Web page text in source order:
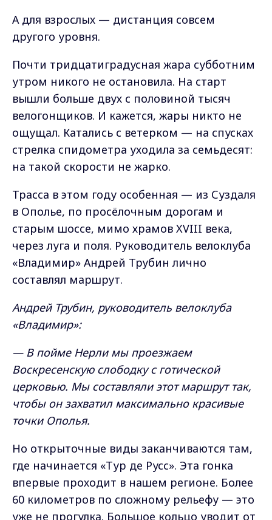
А для взрослых — дистанция совсем
другого уровня.
Почти тридцатиградусная жара субботним
утром никого не остановила. На старт
вышли больше двух с половиной тысяч
велогонщиков. И кажется, жары никто не
ощущал. Катались с ветерком — на спусках
стрелка спидометра уходила за семьдесят:
на такой скорости не жарко.
Трасса в этом году особенная — из Суздаля
в Ополье, по просёлочным дорогам и
старым шоссе, мимо храмов XVIII века,
через луга и поля. Руководитель велоклуба
«Владимир» Андрей Трубин лично
составлял маршрут.
Андрей Трубин, руководитель велоклуба
«Владимир»:
— В пойме Нерли мы проезжаем
Воскресенскую слободку с готической
церковью. Мы составляли этот маршрут так,
чтобы он захватил максимально красивые
точки Ополья.
Но открыточные виды заканчиваются там,
где начинается «Тур де Русс». Эта гонка
впервые проходит в нашем регионе. Более
60 километров по сложному рельефу — это
уже не прогулка. Большое кольцо уводит от